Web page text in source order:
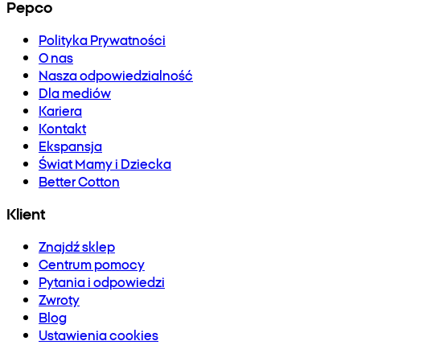
Pepco
Polityka Prywatności
O nas
Nasza odpowiedzialność
Dla mediów
Kariera
Kontakt
Ekspansja
Świat Mamy i Dziecka
Better Cotton
Klient
Znajdź sklep
Centrum pomocy
Pytania i odpowiedzi
Zwroty
Blog
Ustawienia cookies